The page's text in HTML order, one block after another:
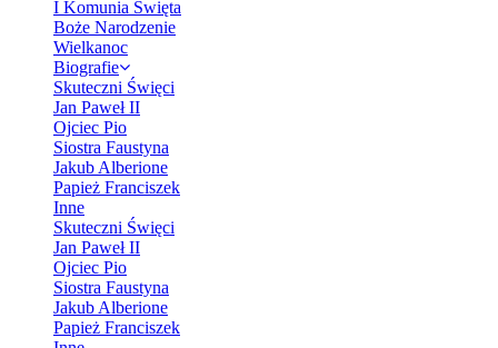
I Komunia Święta
Boże Narodzenie
Wielkanoc
Biografie
Skuteczni Święci
Jan Paweł II
Ojciec Pio
Siostra Faustyna
Jakub Alberione
Papież Franciszek
Inne
Skuteczni Święci
Jan Paweł II
Ojciec Pio
Siostra Faustyna
Jakub Alberione
Papież Franciszek